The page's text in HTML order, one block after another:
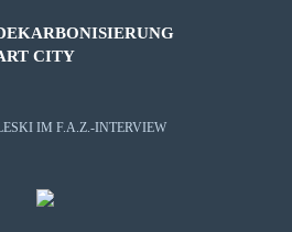
CITY
IM F.A.Z.-INTERVIEW